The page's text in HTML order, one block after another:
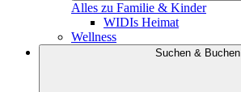
Alles zu Familie & Kinder
WIDIs Heimat
Wellness
Suchen & Buchen